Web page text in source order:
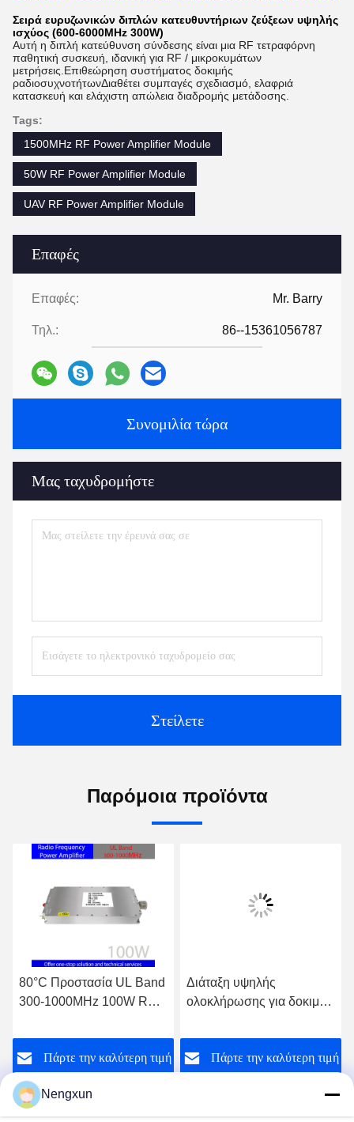
Επαφές
Επαφές: Mr. Barry
Τηλ.: 86--15361056787
Συνομιλία τώρα
Μας ταχυδρομήστε
Στείλετε
Σειρά ευρυζωνικών διπλών κατευθυντήριων ζεύξεων υψηλής
ισχύος (600-6000MHz 300W)
Αυτή η διπλή κατεύθυνση σύνδεσης είναι μια RF τετραφόρνη
παθητική συσκευή, ιδανική για RF / μικροκυμάτων
μετρήσεις.Επιθεώρηση συστήματος δοκιμής
ραδιοσυχνοτήτωνΔιαθέτει συμπαγές σχεδιασμό, ελαφριά
κατασκευή και ελάχιστη απώλεια διαδρομής μετάδοσης.
Tags:
1500MHz RF Power Amplifier Module
50W RF Power Amplifier Module
UAV RF Power Amplifier Module
Παρόμοια προϊόντα
80°C Προστασία UL Band
300-1000MHz 100W RF
Integration Solution για
ηλεκτρονικά αντιμέτρα
Πάρτε την καλύτερη τιμή
Διάταξη υψηλής
ολοκλήρωσης για δοκιμές
αντίμετρα
Πάρτε την καλύτερη τιμή
Nengxun